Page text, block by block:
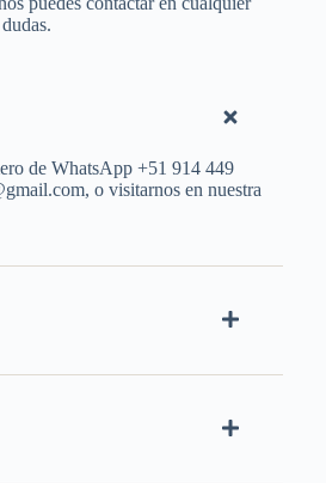
de WhatsApp +51 914 449
o visitarnos en nuestra